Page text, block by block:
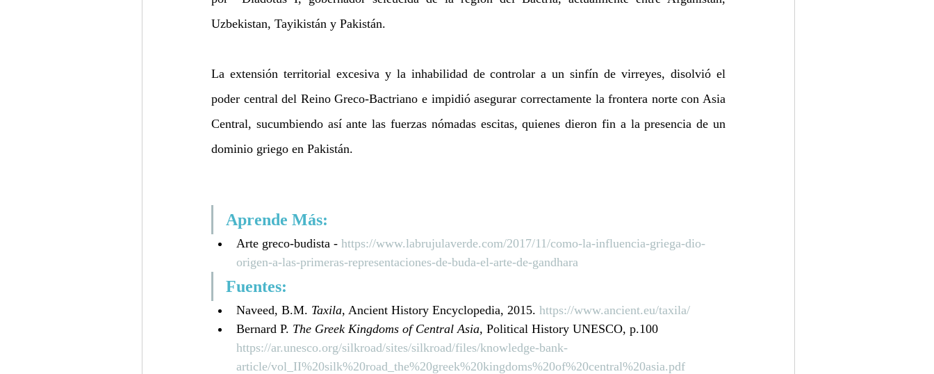
Uzbekistan, Tayikistán y Pakistán.
La extensión territorial excesiva y la inhabilidad de controlar a un sinfín de virreyes, disolvió el
poder central del Reino Greco-Bactriano e impidió asegurar correctamente la frontera norte con Asia
Central, sucumbiendo así ante las fuerzas nómadas escitas, quienes dieron fin a la presencia de un
dominio griego en Pakistán.
Aprende Más:
Arte greco-budista - https://www.labrujulaverde.com/2017/11/como-la-influencia-griega-dio-
origen-a-las-primeras-representaciones-de-buda-el-arte-de-gandhara
Fuentes:
Naveed, B.M. Taxila, Ancient History Encyclopedia, 2015. https://www.ancient.eu/taxila/
Bernard P. The Greek Kingdoms of Central Asia, Political History UNESCO, p.100
https://ar.unesco.org/silkroad/sites/silkroad/files/knowledge-bank-
article/vol_II%20silk%20road_the%20greek%20kingdoms%20of%20central%20asia.pdf